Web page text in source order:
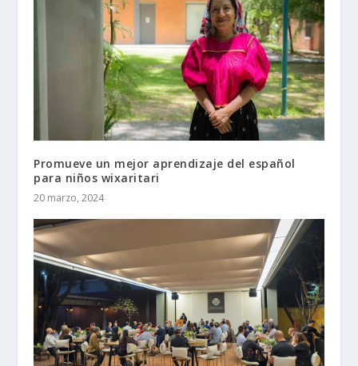
Promueve un mejor aprendizaje del español
para niños wixaritari
20 marzo, 2024